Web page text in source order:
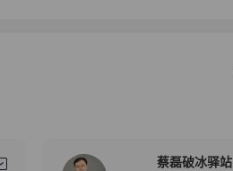
蔡磊破冰驿站